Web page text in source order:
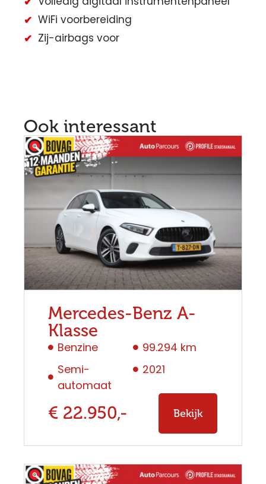
WiFi voorbereiding
Zij-airbags voor
Ook interessant
Mercedes-Benz A-
Klasse
Benzine
Semi-
automaat
99.294 km
2021
€ 22.950,- Bekijk